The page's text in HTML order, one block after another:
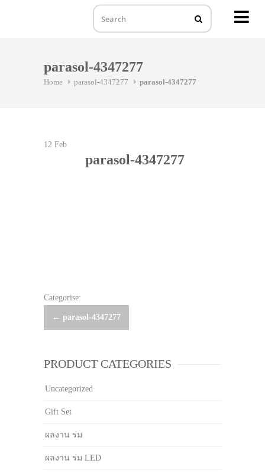
parasol-4347277
Home parasol-4347277 parasol-4347277
12 Feb
parasol-4347277
Categorise:
Post
← parasol-4347277
PRODUCT CATEGORIES
Uncategorized
Gift Set
ผลงาน ร่ม
ผลงาน ร่ม LED